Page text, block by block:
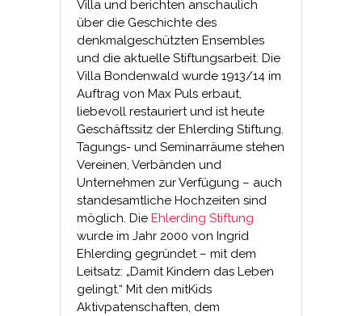
Villa und berichten anschaulich
über die Geschichte des
denkmalgeschützten Ensembles
und die aktuelle Stiftungsarbeit. Die
Villa Bondenwald wurde 1913/14 im
Auftrag von Max Puls erbaut,
liebevoll restauriert und ist heute
Geschäftssitz der Ehlerding Stiftung.
Tagungs- und Seminarräume stehen
Vereinen, Verbänden und
Unternehmen zur Verfügung – auch
standesamtliche Hochzeiten sind
möglich. Die Ehlerding Stiftung
wurde im Jahr 2000 von Ingrid
Ehlerding gegründet – mit dem
Leitsatz: „Damit Kindern das Leben
gelingt.“ Mit den mitKids
Aktivpatenschaften, dem